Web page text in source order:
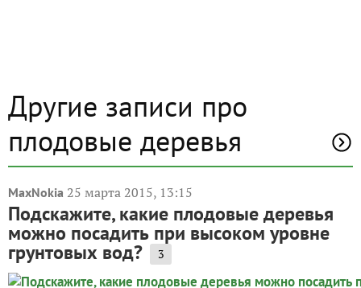
Другие записи про
плодовые деревья
MaxNokia 25 марта 2015, 13:15
Подскажите, какие плодовые деревья
можно посадить при высоком уровне
грунтовых вод? 3